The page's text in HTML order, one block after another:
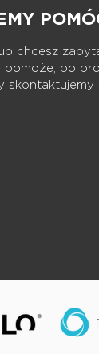
chcesz
pomoże, po
skontaktujemy